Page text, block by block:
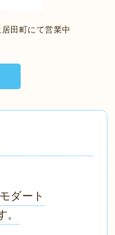
田町にて営業中
ダート
。